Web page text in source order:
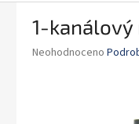
1-kanálový
Průměrné
Neohodnoceno